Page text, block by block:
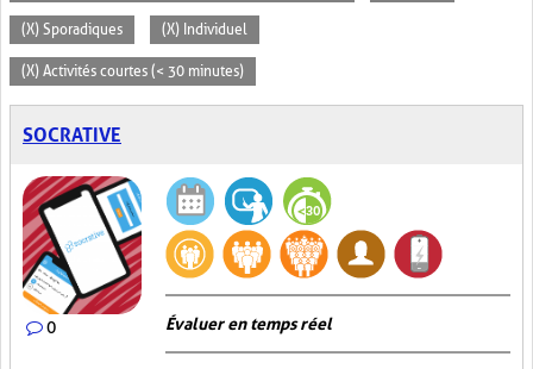
(X) Sporadiques (X) Individuel
(X) Activités courtes (< 30 minutes)
SOCRATIVE
0 Évaluer en temps réel